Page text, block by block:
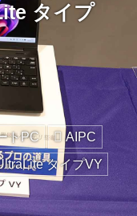
タイプ
トPC
AIPC
タイプVY